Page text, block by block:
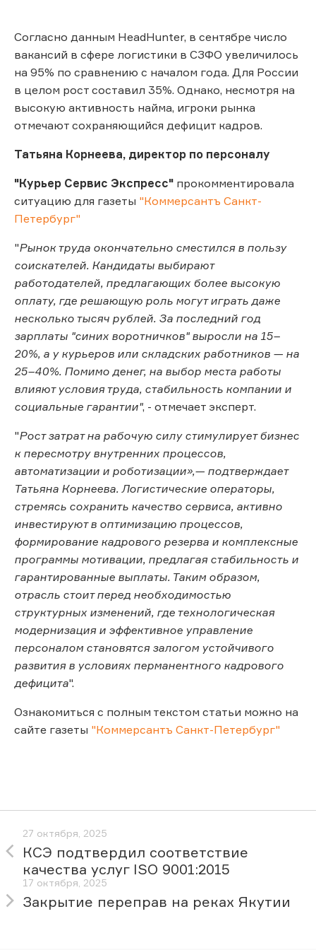
Согласно данным HeadHunter, в сентябре число
вакансий в сфере логистики в СЗФО увеличилось
на 95% по сравнению с началом года. Для России
в целом рост составил 35%. Однако, несмотря на
высокую активность найма, игроки рынка
отмечают сохраняющийся дефицит кадров.
Татьяна Корнеева, директор по персоналу
"Курьер Сервис Экспресс" прокомментировала
ситуацию для газеты "Коммерсантъ Санкт-
Петербург"
"Рынок труда окончательно сместился в пользу
соискателей. Кандидаты выбирают
работодателей, предлагающих более высокую
оплату, где решающую роль могут играть даже
несколько тысяч рублей. За последний год
зарплаты "синих воротничков" выросли на 15–
20%, а у курьеров или складских работников — на
25–40%. Помимо денег, на выбор места работы
влияют условия труда, стабильность компании и
социальные гарантии", - отмечает эксперт.
"Рост затрат на рабочую силу стимулирует бизнес
к пересмотру внутренних процессов,
автоматизации и роботизации»,— подтверждает
Татьяна Корнеева. Логистические операторы,
стремясь сохранить качество сервиса, активно
инвестируют в оптимизацию процессов,
формирование кадрового резерва и комплексные
программы мотивации, предлагая стабильность и
гарантированные выплаты. Таким образом,
отрасль стоит перед необходимостью
структурных изменений, где технологическая
модернизация и эффективное управление
персоналом становятся залогом устойчивого
развития в условиях перманентного кадрового
дефицита".
Ознакомиться с полным текстом статьи можно на
сайте газеты "Коммерсантъ Санкт-Петербург"
27 октября, 2025
КСЭ подтвердил соответствие
качества услуг ISO 9001:2015
17 октября, 2025
Закрытие переправ на реках Якутии